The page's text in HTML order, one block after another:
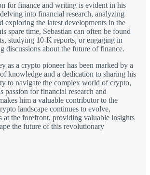
for finance and writing is evident in his
into financial research, analyzing
exploring the latest developments in the
spare time, Sebastian can often be found
studying 10-K reports, or engaging in
discussions about the future of finance.
as a crypto pioneer has been marked by a
knowledge and a dedication to sharing his
to navigate the complex world of crypto,
passion for financial research and
him a valuable contributor to the
landscape continues to evolve,
at the forefront, providing valuable insights
the future of this revolutionary